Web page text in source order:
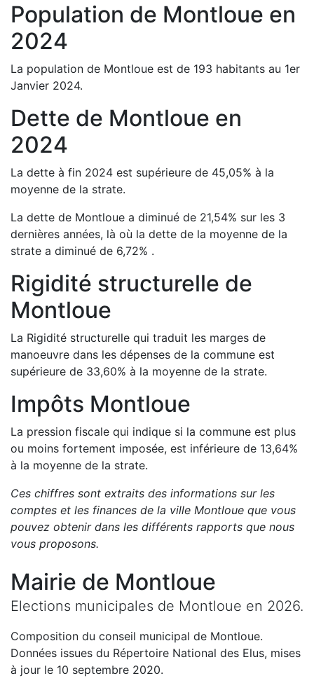
Population de Montloue en
2024
La population de Montloue est de 193 habitants au 1er
Janvier 2024.
Dette de Montloue en
2024
La dette à fin 2024 est supérieure de 45,05% à la
moyenne de la strate.
La dette de Montloue a diminué de 21,54% sur les 3
dernières années, là où la dette de la moyenne de la
strate a diminué de 6,72% .
Rigidité structurelle de
Montloue
La Rigidité structurelle qui traduit les marges de
manoeuvre dans les dépenses de la commune est
supérieure de 33,60% à la moyenne de la strate.
Impôts Montloue
La pression fiscale qui indique si la commune est plus
ou moins fortement imposée, est inférieure de 13,64%
à la moyenne de la strate.
Ces chiffres sont extraits des informations sur les
comptes et les finances de la ville Montloue que vous
pouvez obtenir dans les différents rapports que nous
vous proposons.
Mairie de Montloue
Elections municipales de Montloue en 2026.
Composition du conseil municipal de Montloue.
Données issues du Répertoire National des Elus, mises
à jour le 10 septembre 2020.